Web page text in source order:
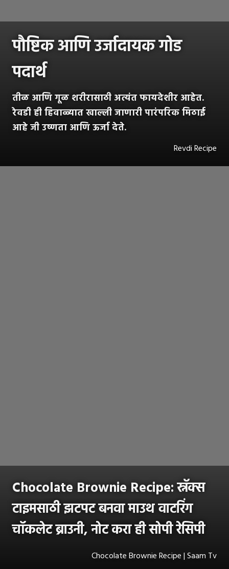
पौष्टिक आणि उर्जादायक गोड
पदार्थ
तीळ आणि गूळ शरीरासाठी अत्यंत फायदेशीर आहेत.
रेवडी ही हिवाळ्यात खाल्ली जाणारी पारंपरिक मिठाई
आहे जी उष्णता आणि ऊर्जा देते.
Revdi Recipe
Chocolate Brownie Recipe: स्नॅक्स
टाइमसाठी झटपट बनवा माउथ वाटरिंग
चॉकलेट ब्राउनी, नोट करा ही सोपी रेसिपी
Chocolate Brownie Recipe | Saam Tv